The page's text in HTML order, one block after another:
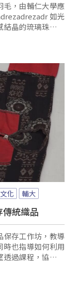
毛，由輔仁大學應
如光
晶的琉璃珠，結
獲得了今年金點
文化 輔大
統織品
保存工作坊，教導
時也指導如何利用
過課程，協助每